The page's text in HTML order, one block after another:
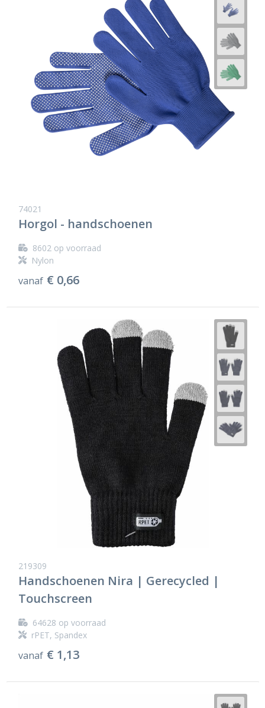
74021
Horgol - handschoenen
8602op voorraad
Nylon
vanaf € 0,66
219309
Handschoenen Nira | Gerecycled |
Touchscreen
64628 op voorraad
rPET, Spandex
vanaf € 1,13